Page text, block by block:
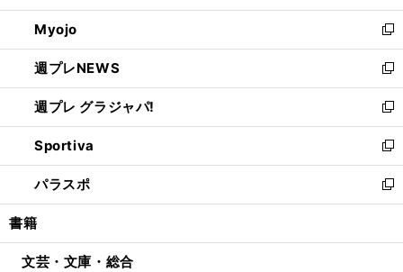
開
く
ウ
で
開
く
ン
ド
ウ
で
開
く
ウ
ィ
ン
ド
ウ
で
開
く
Myojo
新
し
い
ウ
ィ
ン
ド
ウ
で
開
週プレNEWS
新
し
い
ウ
ィ
ン
ド
ウ
開
週プレ グラジャパ!
新
し
い
ウ
ィ
ン
ウ
Sportiva
新
し
い
ウ
ン
パラスポ
新
し
ウ
書籍
文芸・文庫・総合